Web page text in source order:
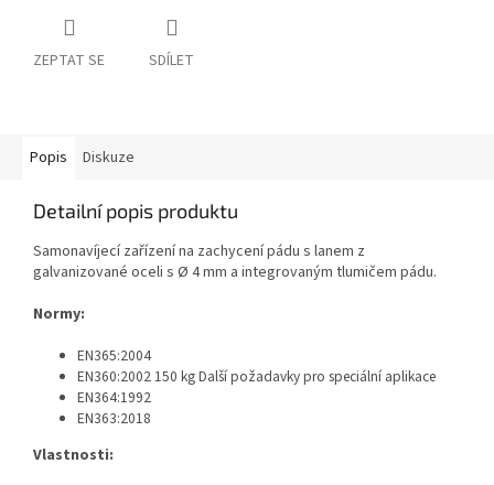
ZEPTAT SE SDÍLET
Popis Diskuze
Detailní popis produktu
Samonavíjecí zařízení na zachycení pádu s lanem z
galvanizované oceli s Ø 4 mm a integrovaným tlumičem pádu.
Normy:
EN365:2004
EN360:2002 150 kg Další požadavky pro speciální aplikace
EN364:1992
EN363:2018
Vlastnosti: